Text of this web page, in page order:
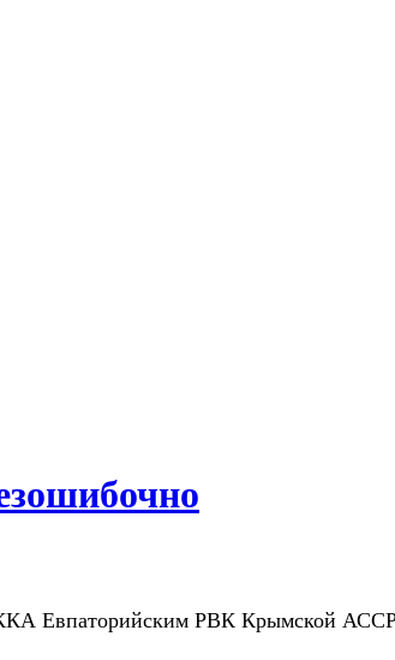
Евпаторийским РВК Крымской АССР